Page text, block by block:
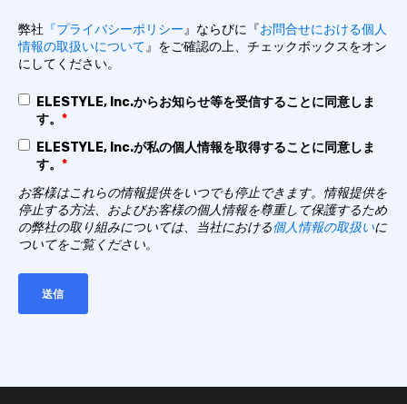
弊社 『プライバシーポリシー』ならびに『お問合せにおける個人
情報の取扱いについて』をご確認の上、チェックボックスをオン
にしてください。
ELESTYLE, Inc.からお知らせ等を受信することに同意しま
す。 *
ELESTYLE, Inc.が私の個人情報を取得することに同意しま
す。 *
お客様はこれらの情報提供をいつでも停止できます。情報提供を
停止する方法、およびお客様の個人情報を尊重して保護するため
の弊社の取り組みについては、当社における個人情報の取扱いに
ついてをご覧ください。